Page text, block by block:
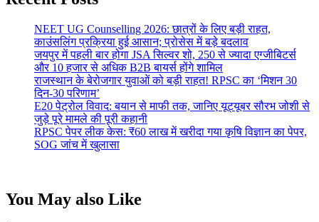
NEET UG Counselling 2026: छात्रों के लिए बड़ी राहत,
काउंसलिंग प्रक्रिया हुई आसान; प्रोसेस में बड़े बदलाव
जयपुर में पहली बार होगा JSA सिल्वर शो, 250 से ज्यादा एग्जीबिटर्स
और 10 हजार से अधिक B2B बायर्स होंगे शामिल
राजस्थान के बेरोजगार युवाओं को बड़ी राहत! RPSC का ‘मिशन 30
दिन-30 परिणाम’
E20 पेट्रोल विवाद: बयान से माफी तक, जानिए यूट्यूबर सौरभ जोशी से
जुड़े पूरे मामले की पूरी कहानी
RPSC पेपर लीक केस: ₹60 लाख में खरीदा गया कृषि विज्ञान का पेपर,
SOG जांच में खुलासा
You May also Like